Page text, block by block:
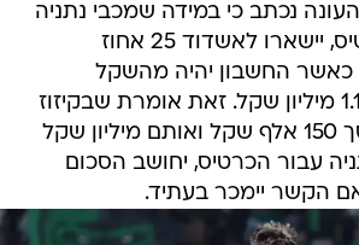
נכתב כי במידה שמכבי נתניה
תרכוש את הכרטיס, יישארו לאשדוד 25 אחוז
כאשר החשבון יהיה מהשקל
הראשון שמעל 1.15 מיליון שקל. זאת אומרת שבקיזוז
דמי ההשאלה בסך 150 אלף שקל ואותם מיליון שקל
עבור הכרטיס, יחושב הסכום
הקשר יימכר בעתיד.